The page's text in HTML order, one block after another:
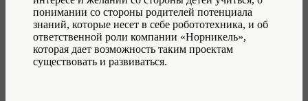
понимании со стороны родителей потенциала
знаний, которые несет в себе робототехника, и об
ответственной роли компании «Норникель»,
которая дает возможность таким проектам
существовать и развиваться.